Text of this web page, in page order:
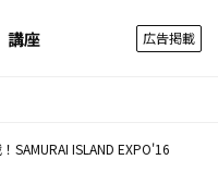
講座 広告掲載
ISLAND EXPO'16